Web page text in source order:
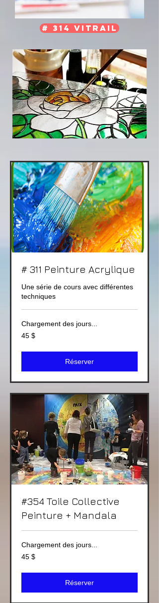
# 314 Vitrail
# 311 Peinture Acrylique
Une série de cours avec différentes
techniques
Chargement des jours...
45 dollars
canadiens
45 $
Réserver
#354 Toile Collective
Peinture + Mandala
Chargement des jours...
45 dollars
canadiens
45 $
Réserver